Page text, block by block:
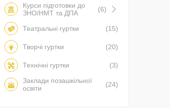
Курси підготовки до
ЗНО/НМТ та ДПА
(6)
Театральні гуртки (15)
Творчі гуртки (20)
Технічні гуртки
(3)
Заклади позашкільної
освіти
(24)